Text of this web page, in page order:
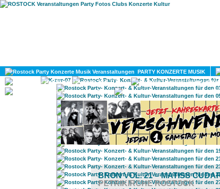
PARTY KONZERTE MUSIK
KULTUR
GAY
BRON VOL. 21 – MATISS
PETRIKIRCHE ROSTOCK